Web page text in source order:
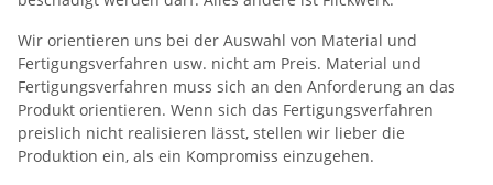
Wir orientieren uns bei der Auswahl von Material und
Fertigungsverfahren usw. nicht am Preis. Material und
Fertigungsverfahren muss sich an den Anforderung an das
Produkt orientieren. Wenn sich das Fertigungsverfahren
preislich nicht realisieren lässt, stellen wir lieber die
Produktion ein, als ein Kompromiss einzugehen.